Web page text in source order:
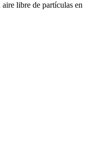
libre de partículas en